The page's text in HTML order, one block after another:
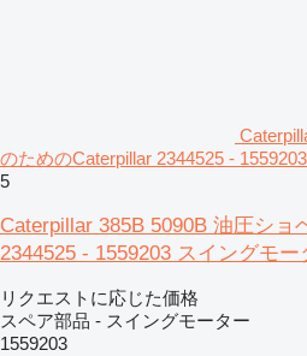
のためのCaterpillar 2344525 -
5
Caterpillar 385B 5090B 油圧ショ
2344525 - 1559203 スイングモー
リクエストに応じた価格
スペア部品 - スイングモーター
1559203